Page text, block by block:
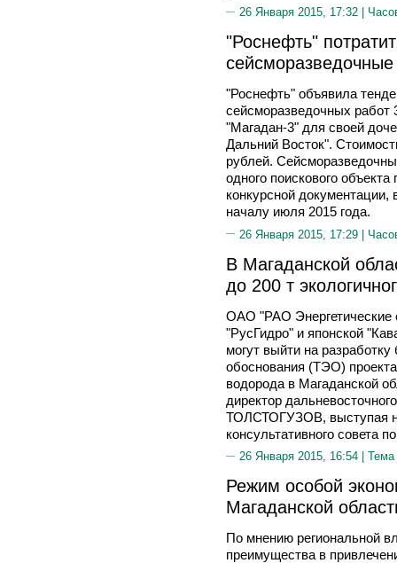
26 Января 2015, 17:32 |
"Роснефть"
"Роснефть" объявила
сейсморазведочных работ
"Магадан-3" для своей
Дальний Восток".
рублей.
одного поискового
конкурсной
началу июля 2015 года.
26 Января 2015, 17:29 |
В Магаданской
до 200 т
ОАО "РАО Энергетические
"РусГидро" и японской
могут выйти на разработку
обоснования (ТЭО)
водорода в Магаданской
директор
ТОЛСТОГУЗОВ, выступая
консультативного совета
26 Января 2015, 16:54 | Тема
Режим особой
Магаданской
По мнению региональной
преимущества в